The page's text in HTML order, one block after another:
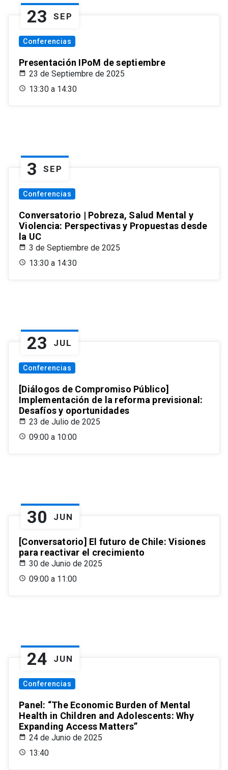
23 SEP
Conferencias
Presentación IPoM de septiembre
23 de Septiembre de 2025
13:30 a 14:30
3 SEP
Conferencias
Conversatorio | Pobreza, Salud Mental y
Violencia: Perspectivas y Propuestas desde
la UC
3 de Septiembre de 2025
13:30 a 14:30
23 JUL
Conferencias
[Diálogos de Compromiso Público]
Implementación de la reforma previsional:
Desafíos y oportunidades
23 de Julio de 2025
09:00 a 10:00
30 JUN
[Conversatorio] El futuro de Chile: Visiones
para reactivar el crecimiento
30 de Junio de 2025
09:00 a 11:00
24 JUN
Conferencias
Panel: “The Economic Burden of Mental
Health in Children and Adolescents: Why
Expanding Access Matters”
24 de Junio de 2025
13:40